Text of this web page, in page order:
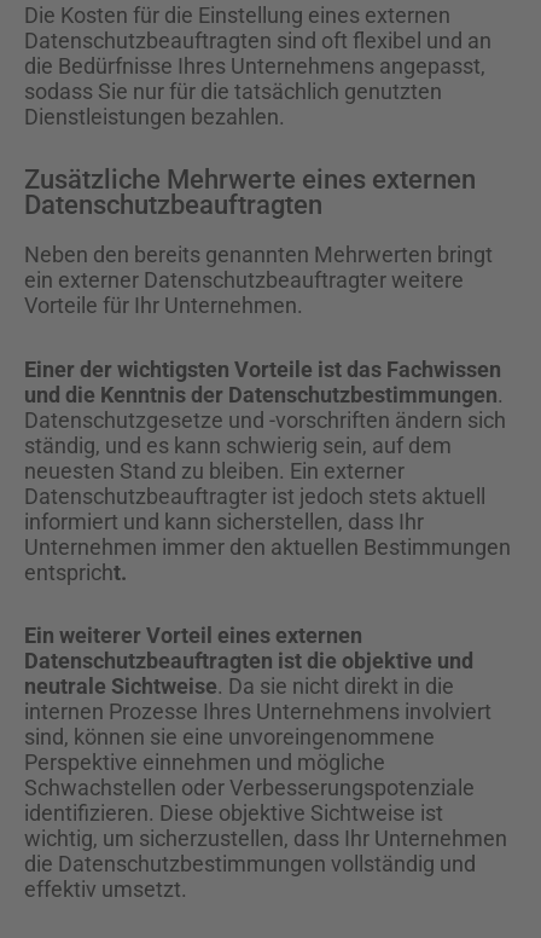
Die Kosten für die Einstellung eines externen
Datenschutzbeauftragten sind oft flexibel und an
die Bedürfnisse Ihres Unternehmens angepasst,
sodass Sie nur für die tatsächlich genutzten
Dienstleistungen bezahlen.
Zusätzliche Mehrwerte eines externen
Datenschutzbeauftragten
Neben den bereits genannten Mehrwerten bringt
ein externer Datenschutzbeauftragter weitere
Vorteile für Ihr Unternehmen.
Einer der wichtigsten Vorteile ist das Fachwissen
und die Kenntnis der Datenschutzbestimmungen.
Datenschutzgesetze und -vorschriften ändern sich
ständig, und es kann schwierig sein, auf dem
neuesten Stand zu bleiben. Ein externer
Datenschutzbeauftragter ist jedoch stets aktuell
informiert und kann sicherstellen, dass Ihr
Unternehmen immer den aktuellen Bestimmungen
entspricht.
Ein weiterer Vorteil eines externen
Datenschutzbeauftragten ist die objektive und
neutrale Sichtweise. Da sie nicht direkt in die
internen Prozesse Ihres Unternehmens involviert
sind, können sie eine unvoreingenommene
Perspektive einnehmen und mögliche
Schwachstellen oder Verbesserungspotenziale
identifizieren. Diese objektive Sichtweise ist
wichtig, um sicherzustellen, dass Ihr Unternehmen
die Datenschutzbestimmungen vollständig und
effektiv umsetzt.